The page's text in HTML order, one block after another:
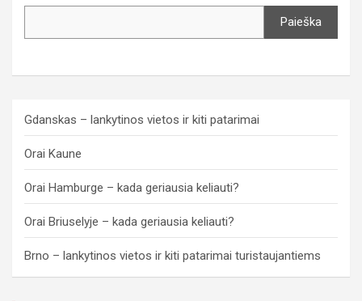
Paieška
Gdanskas – lankytinos vietos ir kiti patarimai
Orai Kaune
Orai Hamburge – kada geriausia keliauti?
Orai Briuselyje – kada geriausia keliauti?
Brno – lankytinos vietos ir kiti patarimai turistaujantiems